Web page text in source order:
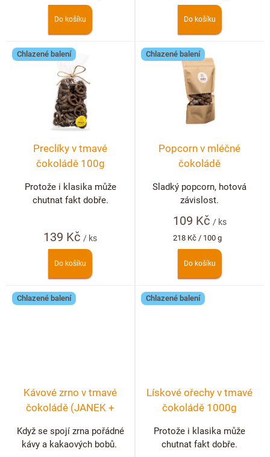
Doplňkový prodej
cena:
Do košíku
cena:
Do košíku
Chlazené balení
Preclíky v tmavé
čokoládě 100g
139 Kč/ ks
Do košíku
Protože i klasika může
chutnat fakt dobře.
Chlazené balení
Popcorn v mléčné
čokoládě
109 Kč / ks
Měrná
cena:
218 Kč / 100 g
Do košíku
Sladký popcorn, hotová
závislost.
Chlazené balení
Kávové zrno v tmavé
čokoládě (JANEK +
Když se spojí zrna pořádné
kávy a kakaových bobů.
Chlazené balení
Lískové ořechy v tmavé
čokoládě 1000g
Protože i klasika může
chutnat fakt dobře.